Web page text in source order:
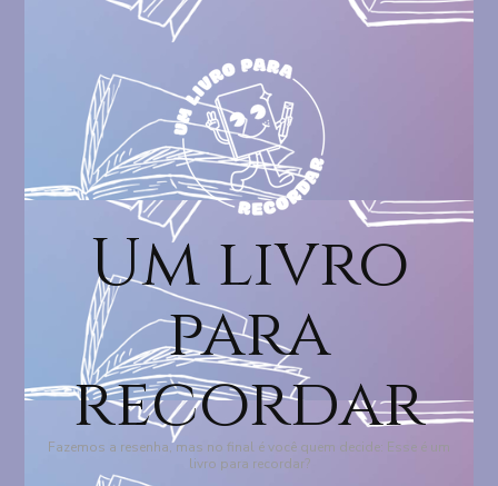
Um livro
para
recordar
Fazemos a resenha, mas no final é você quem decide: Esse é um
livro para recordar?